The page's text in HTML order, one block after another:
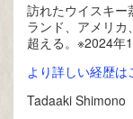
訪れたウイスキー
ランド、アメリ
超える。※2024年
より詳しい経歴は
Tadaaki Shimono